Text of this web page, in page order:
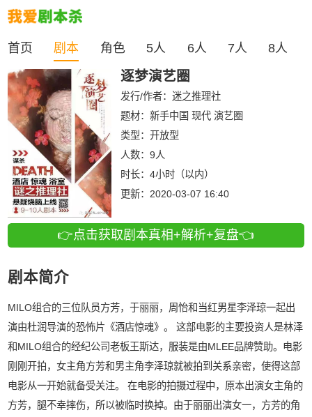
首页 剧本 角色 5人 6人 7人 8人
逐梦演艺圈
发行/作者： 迷之推理社
题材：新手中国 现代 演艺圈
类型： 开放型
人数： 9人
时长： 4小时（以内）
更新： 2020-03-07 16:40
👉点击获取剧本真相+解析+复盘👈
剧本简介
MILO组合的三位队员方芳，于丽丽，周怡和当红男星李泽琼一起出
演由杜润导演的恐怖片《酒店惊魂》。 这部电影的主要投资人是林泽
和MILO组合的经纪公司老板王斯达，服装是由MLEE品牌赞助。电影
刚刚开拍，女主角方芳和男主角李泽琼就被拍到关系亲密，使得这部
电影从一开始就备受关注。 在电影的拍摄过程中，原本出演女主角的
方芳，腿不幸摔伤，所以被临时换掉。由于丽丽出演女一，方芳的角